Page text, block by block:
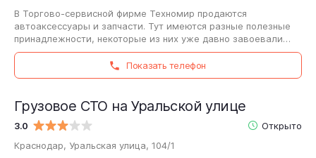
В Торгово-сервисной фирме Техномир продаются
автоаксессуары и запчасти. Тут имеются разные полезные
принадлежности, некоторые из них уже давно завоевали
популярность, но есть и интересные новинки,…
Показать телефон
3.0 Открыто
Грузовое СТО на Уральской улице
Краснодар, Уральская улица, 104/1